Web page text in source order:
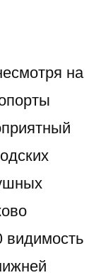
на
видимость